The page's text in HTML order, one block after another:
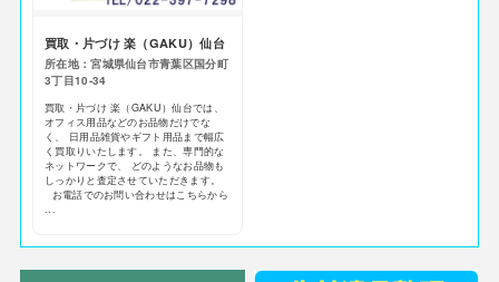
買取・片づけ 楽（GAKU）仙台
所在地：宮城県仙台市青葉区国分町
3丁目10-34
買取・片づけ 楽（GAKU）仙台では、
オフィス用品などのお品物だけでな
く、 日用品雑貨やギフト用品まで幅広
く買取りいたします。 また、専門的な
ネットワークで、 どのようなお品物も
しっかりと査定させていただきます。
お電話でのお問い合わせはこちらから
...